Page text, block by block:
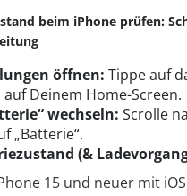
beim iPhone prüfen:
öffnen: Tippe auf
auf Deinem Home-Screen.
wechseln: Scrolle
„Batterie“.
(&
15 und neuer mit